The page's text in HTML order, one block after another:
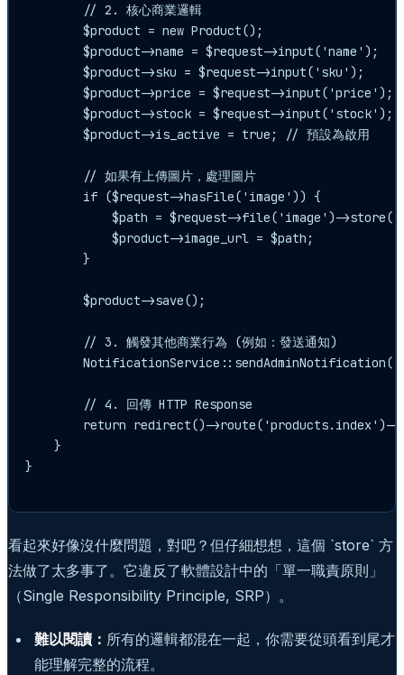
        // 2. 核心商業邏輯
        $product = new Product();
        $product->name = $request->input('name');
        $product->sku = $request->input('sku');
        $product->price = $request->input('price');
        $product->stock = $request->input('stock');
        $product->is_active = true; // 預設為啟用
        // 如果有上傳圖片，處理圖片
        if ($request->hasFile('image')) {
$path = $request->file('image')-
            $product->image_url = $path;
        }
        $product->save();
        // 3. 觸發其他商業行為 (例如：發送通知)
NotificationService::sendAdminNotification('
        // 4. 回傳 HTTP Response
return redirect()->route('products.index')-
    }
}
看起來好像沒什麼問題，對吧？但仔細想想，這個 `store` 方
法做了太多事了。它違反了軟體設計中的「單一職責原則」
（Single Responsibility Principle, SRP）。
難以閱讀： 所有的邏輯都混在一起，你需要從頭看到尾才
能理解完整的流程。